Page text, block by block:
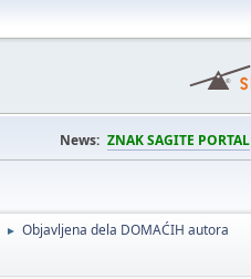
News: ZNAK SAGITE PORTAL
► Objavljena dela DOMAĆIH autora